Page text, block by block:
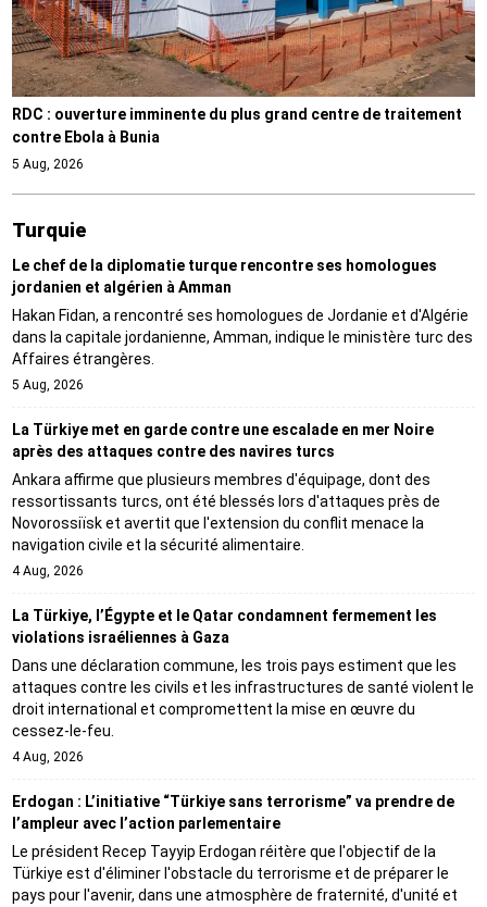
RDC : ouverture imminente du plus grand centre de traitement
contre Ebola à Bunia
5 Aug, 2026
Turquie
Le chef de la diplomatie turque rencontre ses homologues
jordanien et algérien à Amman
Hakan Fidan, a rencontré ses homologues de Jordanie et d'Algérie
dans la capitale jordanienne, Amman, indique le ministère turc des
Affaires étrangères.
5 Aug, 2026
La Türkiye met en garde contre une escalade en mer Noire
après des attaques contre des navires turcs
Ankara affirme que plusieurs membres d'équipage, dont des
ressortissants turcs, ont été blessés lors d'attaques près de
Novorossiïsk et avertit que l'extension du conflit menace la
navigation civile et la sécurité alimentaire.
4 Aug, 2026
La Türkiye, l’Égypte et le Qatar condamnent fermement les
violations israéliennes à Gaza
Dans une déclaration commune, les trois pays estiment que les
attaques contre les civils et les infrastructures de santé violent le
droit international et compromettent la mise en œuvre du
cessez-le-feu.
4 Aug, 2026
Erdogan : L’initiative “Türkiye sans terrorisme” va prendre de
l’ampleur avec l’action parlementaire
Le président Recep Tayyip Erdogan réitère que l'objectif de la
Türkiye est d'éliminer l'obstacle du terrorisme et de préparer le
pays pour l'avenir, dans une atmosphère de fraternité, d'unité et